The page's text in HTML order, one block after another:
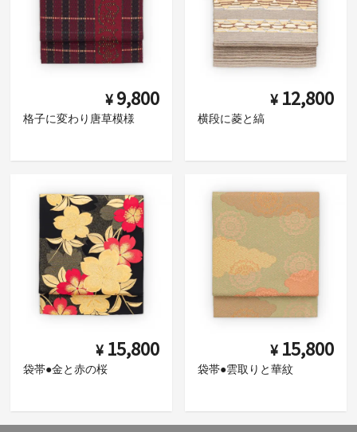
¥ 9,800
格子に変わり唐草模様
¥ 12,800
横段に菱と縞
¥ 15,800
袋帯●金と赤の桜
¥ 15,800
袋帯●雲取りと華紋